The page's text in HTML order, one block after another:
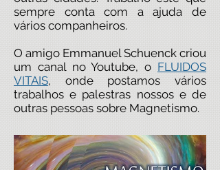
sempre conta com a ajuda de
vários companheiros.
O amigo Emmanuel Schuenck criou
um canal no Youtube, o FLUIDOS
VITAIS, onde postamos vários
trabalhos e palestras nossos e de
outras pessoas sobre Magnetismo.